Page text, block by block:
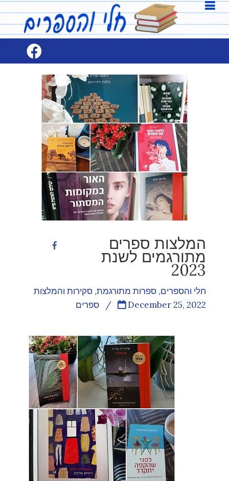
המלצות ספרים
מתורגמים לשנת
2023
חלי והספרים,ספרות מתורגמת,סקירות והמלצות
ספרים
/ December 25, 2022